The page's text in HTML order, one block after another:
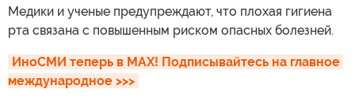
Медики и ученые предупреждают, что плохая гигиена
рта связана с повышенным риском опасных болезней.
ИноСМИ теперь в MAX! Подписывайтесь на главное
международное >>>